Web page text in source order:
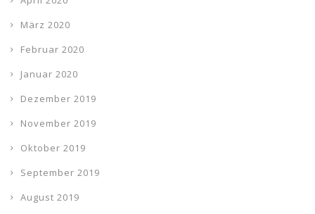
März 2020
Februar 2020
Januar 2020
Dezember 2019
November 2019
Oktober 2019
September 2019
August 2019